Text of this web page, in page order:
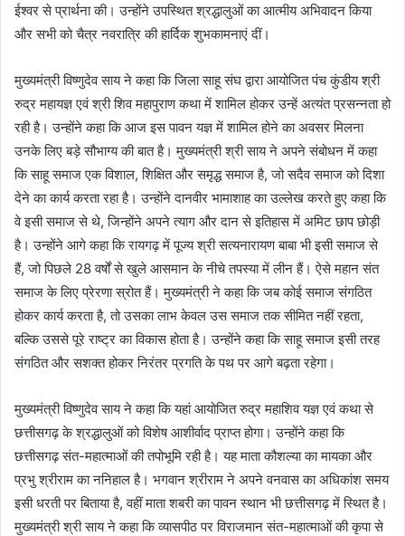
ईश्वर से प्रार्थना की। उन्होंने उपस्थित श्रद्धालुओं का आत्मीय अभिवादन किया
और सभी को चैत्र नवरात्रि की हार्दिक शुभकामनाएं दीं।
मुख्यमंत्री विष्णुदेव साय ने कहा कि जिला साहू संघ द्वारा आयोजित पंच कुंडीय श्री
रुद्र महायज्ञ एवं श्री शिव महापुराण कथा में शामिल होकर उन्हें अत्यंत प्रसन्नता हो
रही है। उन्होंने कहा कि आज इस पावन यज्ञ में शामिल होने का अवसर मिलना
उनके लिए बड़े सौभाग्य की बात है। मुख्यमंत्री श्री साय ने अपने संबोधन में कहा
कि साहू समाज एक विशाल, शिक्षित और समृद्ध समाज है, जो सदैव समाज को दिशा
देने का कार्य करता रहा है। उन्होंने दानवीर भामाशाह का उल्लेख करते हुए कहा कि
वे इसी समाज से थे, जिन्होंने अपने त्याग और दान से इतिहास में अमिट छाप छोड़ी
है। उन्होंने आगे कहा कि रायगढ़ में पूज्य श्री सत्यनारायण बाबा भी इसी समाज से
हैं, जो पिछले 28 वर्षों से खुले आसमान के नीचे तपस्या में लीन हैं। ऐसे महान संत
समाज के लिए प्रेरणा स्रोत हैं। मुख्यमंत्री ने कहा कि जब कोई समाज संगठित
होकर कार्य करता है, तो उसका लाभ केवल उस समाज तक सीमित नहीं रहता,
बल्कि उससे पूरे राष्ट्र का विकास होता है। उन्होंने कहा कि साहू समाज इसी तरह
संगठित और सशक्त होकर निरंतर प्रगति के पथ पर आगे बढ़ता रहेगा।
मुख्यमंत्री विष्णुदेव साय ने कहा कि यहां आयोजित रुद्र महाशिव यज्ञ एवं कथा से
छत्तीसगढ़ के श्रद्धालुओं को विशेष आशीर्वाद प्राप्त होगा। उन्होंने कहा कि
छत्तीसगढ़ संत-महात्माओं की तपोभूमि रही है। यह माता कौशल्या का मायका और
प्रभु श्रीराम का ननिहाल है। भगवान श्रीराम ने अपने वनवास का अधिकांश समय
इसी धरती पर बिताया है, वहीं माता शबरी का पावन स्थान भी छत्तीसगढ़ में स्थित है।
मुख्यमंत्री श्री साय ने कहा कि व्यासपीठ पर विराजमान संत-महात्माओं की कृपा से